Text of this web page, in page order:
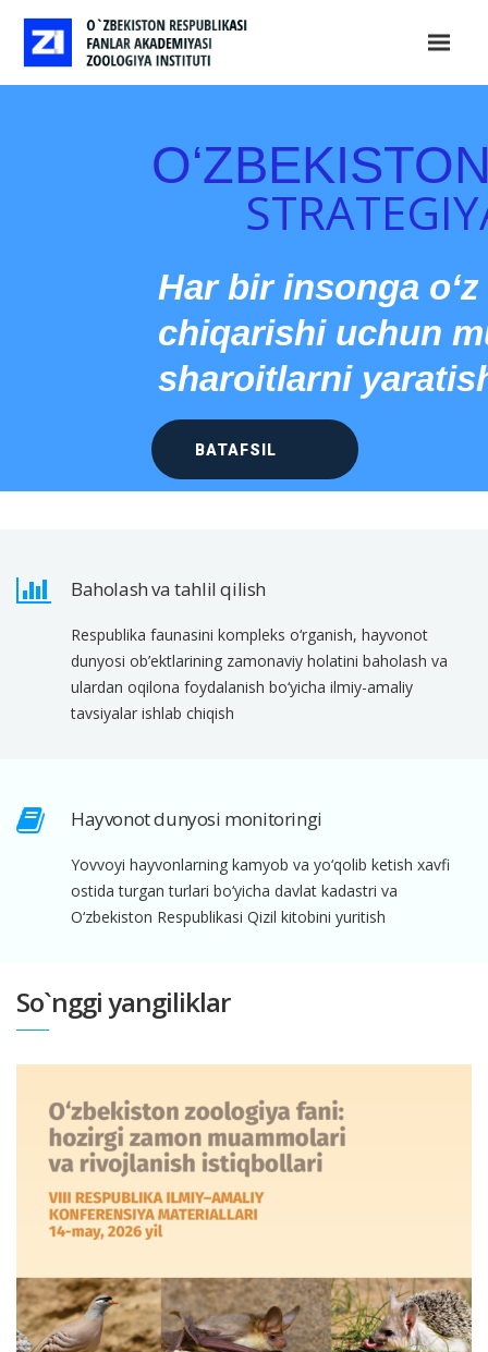
BATAFSIL
Har bir insonga
chiqarishi uchun
sharoitlarni
Baholash va tahlil qilish
Respublika faunasini kompleks o‘rganish, hayvonot
dunyosi ob’ektlarining zamonaviy holatini baholash va
ulardan oqilona foydalanish bo‘yicha ilmiy-amaliy
tavsiyalar ishlab chiqish
Hayvonot dunyosi monitoringi
Yovvoyi hayvonlarning kamyob va yo‘qolib ketish xavfi
ostida turgan turlari bo‘yicha davlat kadastri va
O‘zbekiston Respublikasi Qizil kitobini yuritish
So`nggi yangiliklar